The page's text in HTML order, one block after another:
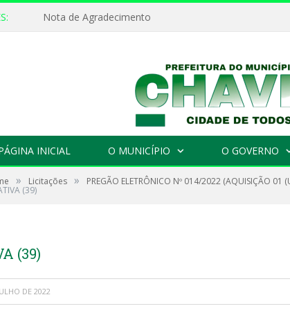
Nota de Agradecimento
INICIAL O MUNICÍPIO O GOVERNO
» Licitações » PREGÃO ELETRÔNICO Nº 014/2022 (AQUISIÇÃO 01
(39)
(39)
DE 2022